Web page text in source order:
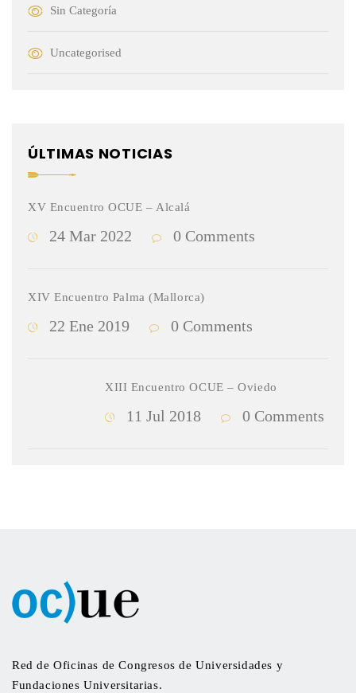
Sin Categoría
Uncategorised
ÚLTIMAS NOTICIAS
XV Encuentro OCUE – Alcalá
24 Mar 2022 0 Comments
XIV Encuentro Palma (Mallorca)
22 Ene 2019 0 Comments
XIII Encuentro OCUE – Oviedo
11 Jul 2018 0 Comments
Red de Oficinas de Congresos de Universidades y
Fundaciones Universitarias.